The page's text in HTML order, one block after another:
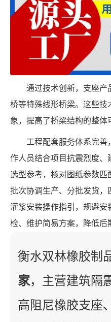
通过技术创新，支座产
桥等特殊线形桥梁。这些
象，提高了桥梁结构的整体
工程配套服务体系完
作人员结合项目抗震烈度
选型参考，核对图纸参数
批次协调生产、分批发货
灌浆安装操作指引，规避
检、维护简易方案，降低后
衡水双林橡胶制
家，主营建筑隔
高阻尼橡胶支座